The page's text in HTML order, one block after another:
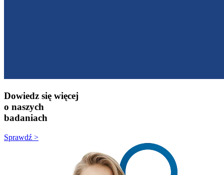
Dowiedz się więcej
o naszych
badaniach
Sprawdź >